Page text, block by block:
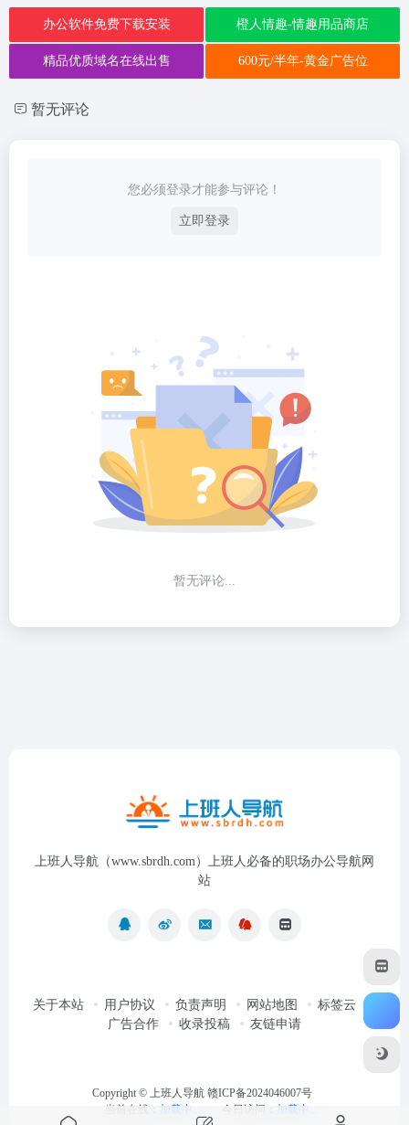
办公软件免费下载安装 橙人情趣-情趣用品商店
精品优质域名在线出售 600元/半年-黄金广告位
暂无评论
您必须登录才能参与评论！
立即登录
暂无评论...
上班人导航（www.sbrdh.com）上班人必备的职场办公导航网
站
关于本站 用户协议 负责声明 网站地图
标签云
广告合作
收录投稿 友链申请
Copyright © 上班人导航 赣ICP备2024046007号
当前在线： 加载中... 今日访问： 加载中...